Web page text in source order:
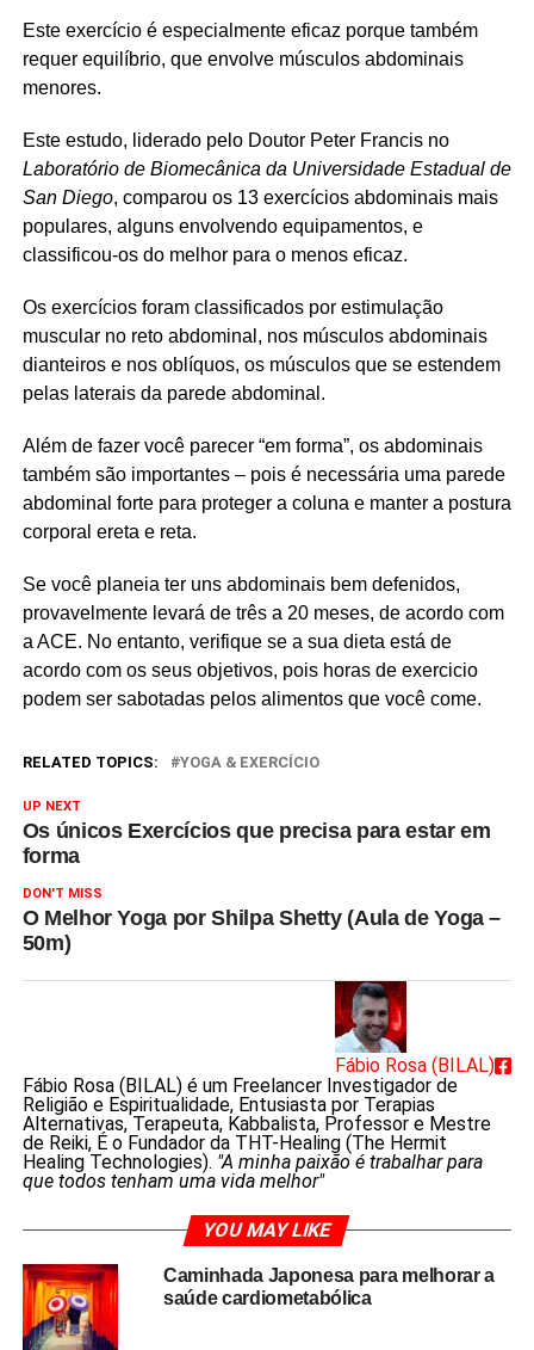
Este exercício é especialmente eficaz porque também
requer equilíbrio, que envolve músculos abdominais
menores.
Este estudo, liderado pelo Doutor Peter Francis no
Laboratório de Biomecânica da Universidade Estadual de
San Diego, comparou os 13 exercícios abdominais mais
populares, alguns envolvendo equipamentos, e
classificou-os do melhor para o menos eficaz.
Os exercícios foram classificados por estimulação
muscular no reto abdominal, nos músculos abdominais
dianteiros e nos oblíquos, os músculos que se estendem
pelas laterais da parede abdominal.
Além de fazer você parecer “em forma”, os abdominais
também são importantes – pois é necessária uma parede
abdominal forte para proteger a coluna e manter a postura
corporal ereta e reta.
Se você planeia ter uns abdominais bem defenidos,
provavelmente levará de três a 20 meses, de acordo com
a ACE. No entanto, verifique se a sua dieta está de
acordo com os seus objetivos, pois horas de exercicio
podem ser sabotadas pelos alimentos que você come.
RELATED TOPICS: YOGA & EXERCÍCIO
UP NEXT
Os únicos Exercícios que precisa para estar em
forma
DON'T MISS
O Melhor Yoga por Shilpa Shetty (Aula de Yoga –
50m)
Fábio Rosa (BILAL)
Fábio Rosa (BILAL) é um Freelancer Investigador de
Religião e Espiritualidade, Entusiasta por Terapias
Alternativas, Terapeuta, Kabbalista, Professor e Mestre
de Reiki, É o Fundador da THT-Healing (The Hermit
Healing Technologies). "A minha paixão é trabalhar para
que todos tenham uma vida melhor"
YOU MAY LIKE
Caminhada Japonesa para melhorar a
saúde cardiometabólica